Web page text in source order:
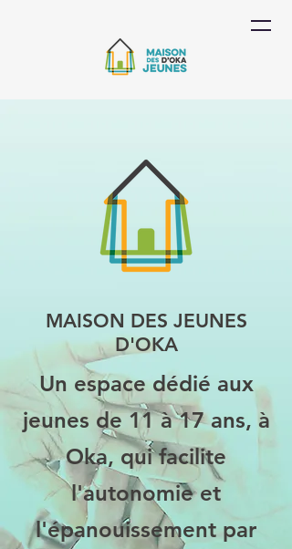
MAISON DES JEUNES
D'OKA
Un espace dédié aux
jeunes de 11 à 17 ans, à
Oka, qui facilite
l'autonomie et
l'épanouissement par